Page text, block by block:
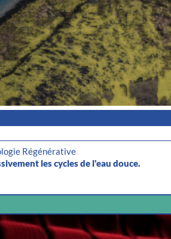
Régénérative
les cycles de l'eau douce.